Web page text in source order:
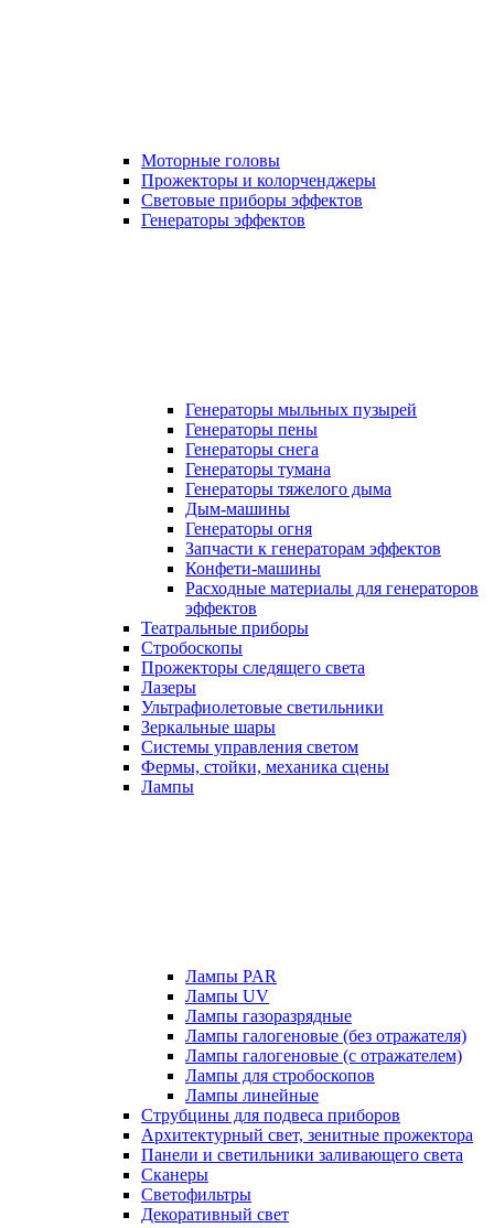
Моторные головы
Прожекторы и колорченджеры
Световые приборы эффектов
Генераторы эффектов
Генераторы мыльных пузырей
Генераторы пены
Генераторы снега
Генераторы тумана
Генераторы тяжелого дыма
Дым-машины
Генераторы огня
Запчасти к генераторам эффектов
Конфети-машины
Расходные материалы для генераторов
эффектов
Театральные приборы
Стробоскопы
Прожекторы следящего света
Лазеры
Ультрафиолетовые светильники
Зеркальные шары
Системы управления светом
Фермы, стойки, механика сцены
Лампы
Лампы PAR
Лампы UV
Лампы газоразрядные
Лампы галогеновые (без отражателя)
Лампы галогеновые (с отражателем)
Лампы для стробоскопов
Лампы линейные
Струбцины для подвеса приборов
Архитектурный свет, зенитные прожектора
Панели и светильники заливающего света
Сканеры
Светофильтры
Декоративный свет